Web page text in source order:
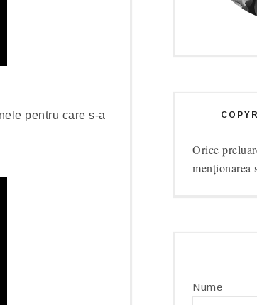
pentru care s-a
Orice
menționarea
Nume